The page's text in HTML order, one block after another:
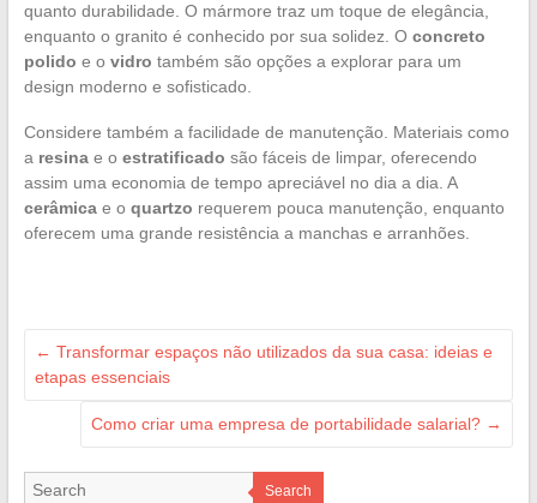
quanto durabilidade. O mármore traz um toque de elegância,
enquanto o granito é conhecido por sua solidez. O concreto
polido e o vidro também são opções a explorar para um
design moderno e sofisticado.
Considere também a facilidade de manutenção. Materiais como
a resinae o estratificado são fáceis de limpar, oferecendo
assim uma economia de tempo apreciável no dia a dia. A
cerâmicae o quartzo requerem pouca manutenção, enquanto
oferecem uma grande resistência a manchas e arranhões.
← Transformar espaços não utilizados da sua casa: ideias e
etapas essenciais
Como criar uma empresa de portabilidade salarial? →
Search